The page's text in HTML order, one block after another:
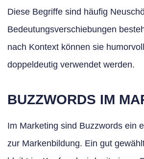
Diese Begriffe sind häufig
Bedeutungsverschiebungen
nach Kontext können sie
doppeldeutig verwendet werden.
BUZZWORDS IM
Im Marketing sind Buzzwords ein
zur Markenbildung. Ein gut